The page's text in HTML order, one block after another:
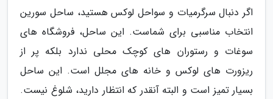
اگر دنبال سرگرمیات و سواحل لوکس هستید، ساحل سورین
انتخاب مناسبی برای شماست. این ساحل، فروشگاه های
سوغات و رستوران های کوچک محلی ندارد بلکه پر از
ریزورت های لوکس و خانه های مجلل است. این ساحل
بسیار تمیز است و البته آنقدر که انتظار دارید، شلوغ نیست.